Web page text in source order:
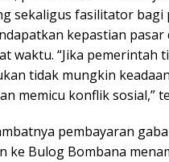
sekaligus fasilitator bagi
kepastian pasar
waktu. “Jika pemerintah
tidak mungkin
memicu konflik sosial,”
pembayaran
ke Bulog Bombana